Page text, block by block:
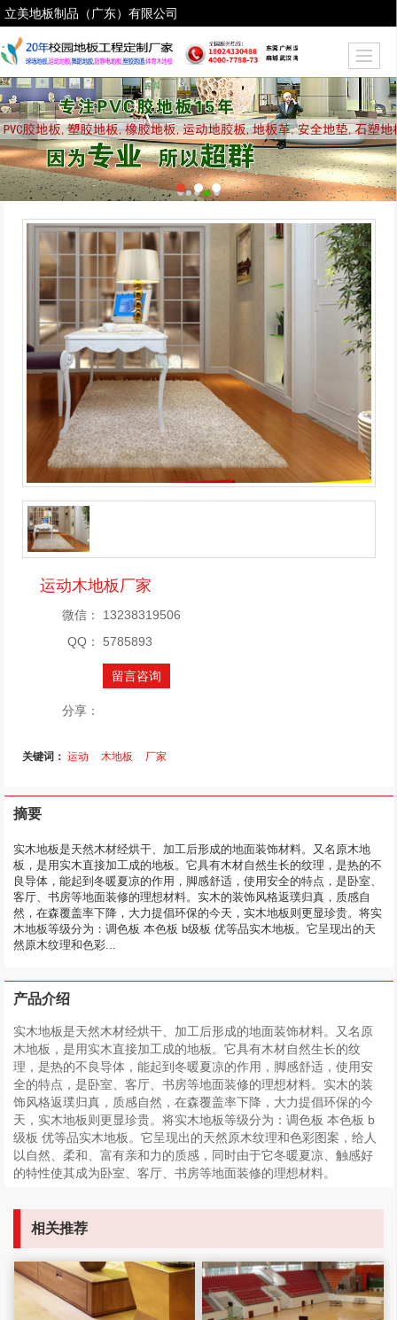
立美地板制品（广东）有限公司
运动木地板厂家
微信：
13238319506
QQ：
5785893
留言咨询
分享：
关键词： 运动 木地板 厂家
摘要
实木地板是天然木材经烘干、加工后形成的地面装饰材料。又名原木地
板，是用实木直接加工成的地板。它具有木材自然生长的纹理，是热的不
良导体，能起到冬暖夏凉的作用，脚感舒适，使用安全的特点，是卧室、
客厅、书房等地面装修的理想材料。实木的装饰风格返璞归真，质感自
然，在森覆盖率下降，大力提倡环保的今天，实木地板则更显珍贵。将实
木地板等级分为：调色板 本色板 b级板 优等品实木地板。它呈现出的天
然原木纹理和色彩...
产品介绍
实木地板是天然木材经烘干、加工后形成的地面装饰材料。又名原
木地板，是用实木直接加工成的地板。它具有木材自然生长的纹
理，是热的不良导体，能起到冬暖夏凉的作用，脚感舒适，使用安
全的特点，是卧室、客厅、书房等地面装修的理想材料。实木的装
饰风格返璞归真，质感自然，在森覆盖率下降，大力提倡环保的今
天，实木地板则更显珍贵。将实木地板等级分为：调色板 本色板 b
级板 优等品实木地板。它呈现出的天然原木纹理和色彩图案，给人
以自然、柔和、富有亲和力的质感，同时由于它冬暖夏凉、触感好
的特性使其成为卧室、客厅、书房等地面装修的理想材料。
相关推荐